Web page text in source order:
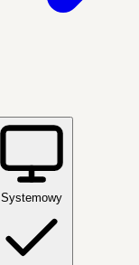
Systemowy